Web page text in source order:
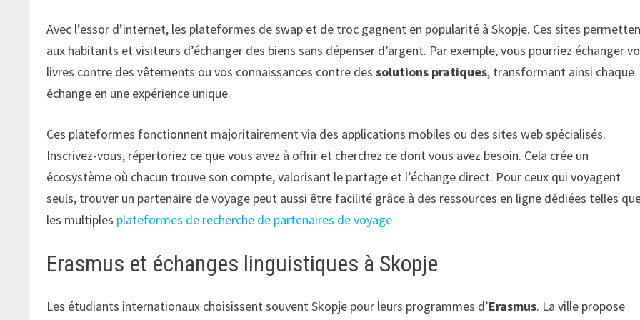
Avec l’essor d’internet, les plateformes de swap et de troc gagnent en popularité à Skopje. Ces sites
aux habitants et visiteurs d’échanger des biens sans dépenser d’argent. Par exemple, vous pourriez échanger
livres contre des vêtements ou vos connaissances contre dessolutions pratiques, transformant ainsi chaque
échange en une expérience unique.
Ces plateformes fonctionnent majoritairement via des applications mobiles ou des sites web spécialisés.
Inscrivez-vous, répertoriez ce que vous avez à offrir et cherchez ce dont vous avez besoin. Cela crée un
écosystème où chacun trouve son compte, valorisant le partage et l’échange direct. Pour ceux qui voyagent
seuls, trouver un partenaire de voyage peut aussi être facilité grâce à des ressources en ligne dédiées telles
les multiples plateformes de recherche de partenaires de voyage
Erasmus et échanges linguistiques à Skopje
Les étudiants internationaux choisissent souvent Skopje pour leurs programmes d’Erasmus. La ville propose